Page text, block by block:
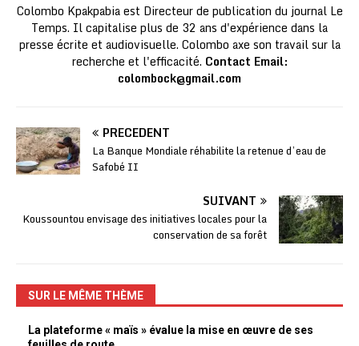
Colombo Kpakpabia est Directeur de publication du journal Le
Temps. Il capitalise plus de 32 ans d'expérience dans la
presse écrite et audiovisuelle. Colombo axe son travail sur la
recherche et l'efficacité. Contact Email:
colombock@gmail.com
PRÉCÉDENT
La Banque Mondiale réhabilite la retenue d’eau de
Safobé II
SUIVANT
Koussountou envisage des initiatives locales pour la
conservation de sa forêt
SUR LE MÊME THÈME
La plateforme « maïs » évalue la mise en œuvre de ses